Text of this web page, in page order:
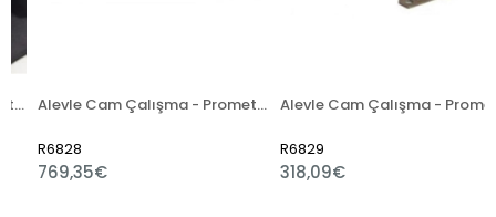
Alevle Cam Çalışma - Prometheus T2 Plus T1 Üstülü Şalumo
R6828
769,35€
Alevle Cam Çalışma - Prometheus T1 Şalumo
R6829
318,09€